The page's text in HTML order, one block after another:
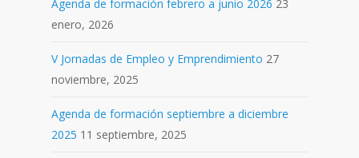
Agenda de formación febrero a junio 2026 23
enero, 2026
V Jornadas de Empleo y Emprendimiento 27
noviembre, 2025
Agenda de formación septiembre a diciembre
2025 11 septiembre, 2025